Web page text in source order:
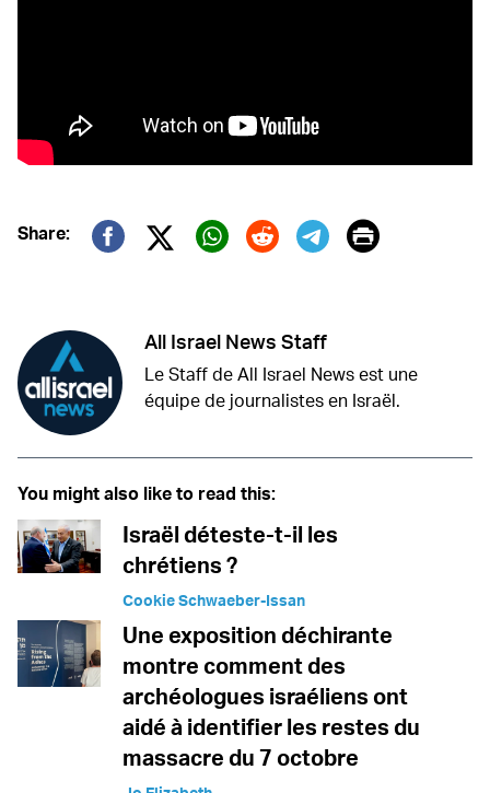
Share:
Twitter (X)
Print
All Israel News Staff
Le Staff de All Israel News est une
équipe de journalistes en Israël.
You might also like to read this:
Israël déteste-t-il les
chrétiens ?
Cookie Schwaeber-Issan
Une exposition déchirante
montre comment des
archéologues israéliens ont
aidé à identifier les restes du
massacre du 7 octobre